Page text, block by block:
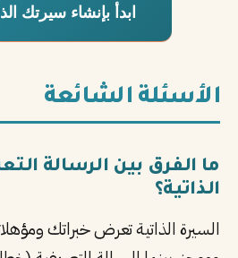
ابدأ بإنشاء سيرتك
الأسئلة الشائعة
ما الفرق بين الرسالة
الذاتية؟
السيرة الذاتية تعرض خبراتك